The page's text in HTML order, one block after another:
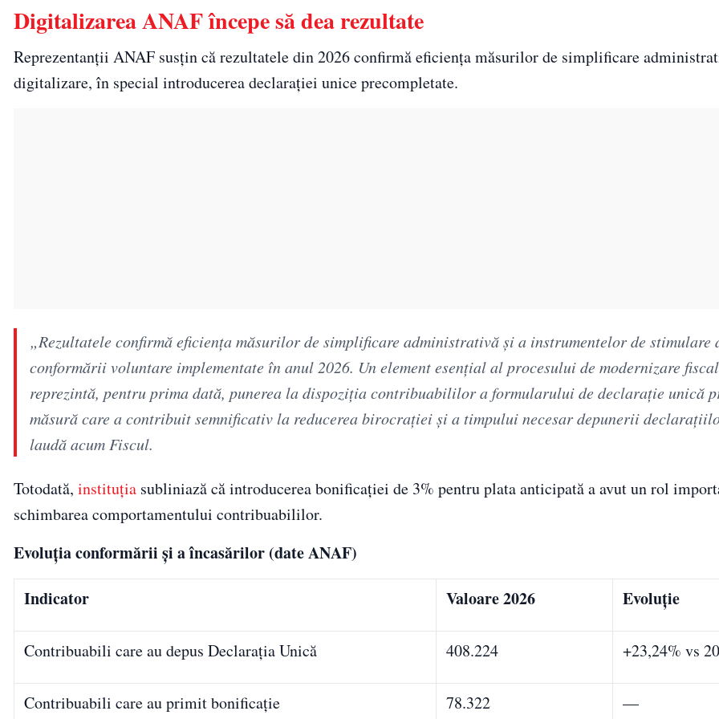
Digitalizarea ANAF începe să dea rezultate
Reprezentanții ANAF susțin că rezultatele din 2026 confirmă eficiența măsurilor de simplificare
digitalizare, în special introducerea declarației unice precompletate.
„Rezultatele confirmă eficiența măsurilor de simplificare administrativă și a instrumentelor de stimulare
conformării voluntare implementate în anul 2026. Un element esențial al procesului de modernizare
reprezintă, pentru prima dată, punerea la dispoziția contribuabililor a formularului de declarație unică
măsură care a contribuit semnificativ la reducerea birocrației și a timpului necesar depunerii
laudă acum Fiscul.
Totodată, instituția subliniază că introducerea bonificației de 3% pentru plata anticipată a avut un rol
schimbarea comportamentului contribuabililor.
Evoluția conformării și a încasărilor (date ANAF)
Indicator
Valoare 2026 Evoluție
Contribuabili care au depus Declarația Unică 408.224 +23,24% vs
Contribuabili care au primit bonificație 78.322 —